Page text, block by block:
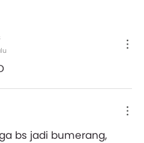
bs jadi bumerang,